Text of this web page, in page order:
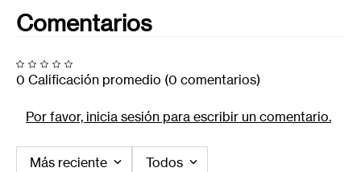
Comentarios
0 Calificación promedio (0 comentarios)
Por favor, inicia sesión para escribir un comentario.
Más reciente Todos